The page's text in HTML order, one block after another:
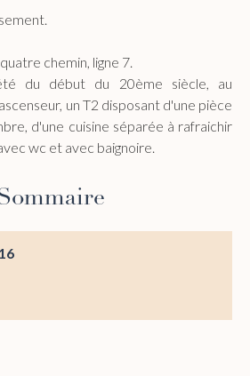
chemin, ligne 7.
du début du 20ème siècle, au
un T2 disposant d'une pièce
d'une cuisine séparée à rafraichir
wc et avec baignoire.